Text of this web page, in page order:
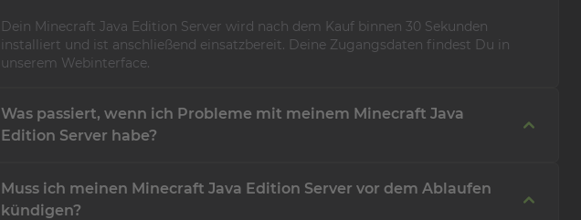
Dein Minecraft Java Edition Server wird nach dem Kauf binnen 30 Sekunden
installiert und ist anschließend einsatzbereit. Deine Zugangsdaten findest Du in
unserem Webinterface.
Was passiert, wenn ich Probleme mit meinem Minecraft Java
Edition Server habe?
unser Support Team jederzeit über unsere Supportmöglichkeiten 24/7 - 365 Tage
gerne zur Verfügung.
Muss ich meinen Minecraft Java Edition Server vor dem Ablaufen
kündigen?